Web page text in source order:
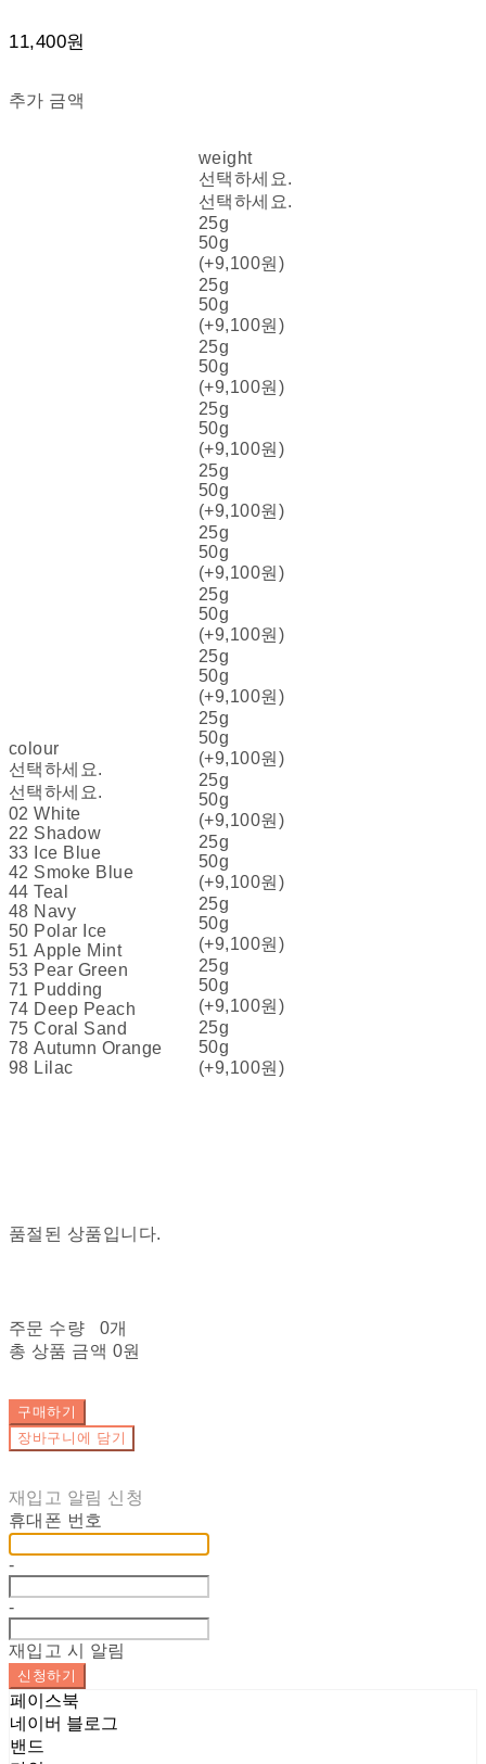
11,400원
추가 금액
colour
선택하세요.
선택하세요.
02 White
22 Shadow
33 Ice Blue
42 Smoke Blue
44 Teal
48 Navy
50 Polar Ice
51 Apple Mint
53 Pear Green
71 Pudding
74 Deep Peach
75 Coral Sand
78 Autumn Orange
98 Lilac
weight
선택하세요.
선택하세요.
25g
50g
(+9,100원)
25g
50g
(+9,100원)
25g
50g
(+9,100원)
25g
50g
(+9,100원)
25g
50g
(+9,100원)
25g
50g
(+9,100원)
25g
50g
(+9,100원)
25g
50g
(+9,100원)
25g
50g
(+9,100원)
25g
50g
(+9,100원)
25g
50g
(+9,100원)
25g
50g
(+9,100원)
25g
50g
(+9,100원)
25g
50g
(+9,100원)
품절된 상품입니다.
주문 수량
0개
총 상품 금액 0원
구매하기
장바구니에 담기
재입고 알림 신청
휴대폰 번호
-
-
재입고 시 알림
신청하기
페이스북
네이버 블로그
밴드